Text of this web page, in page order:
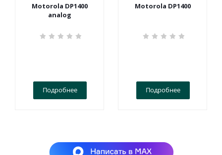
Motorola DP1400
analog
Подробнее
Motorola DP1400
Подробнее